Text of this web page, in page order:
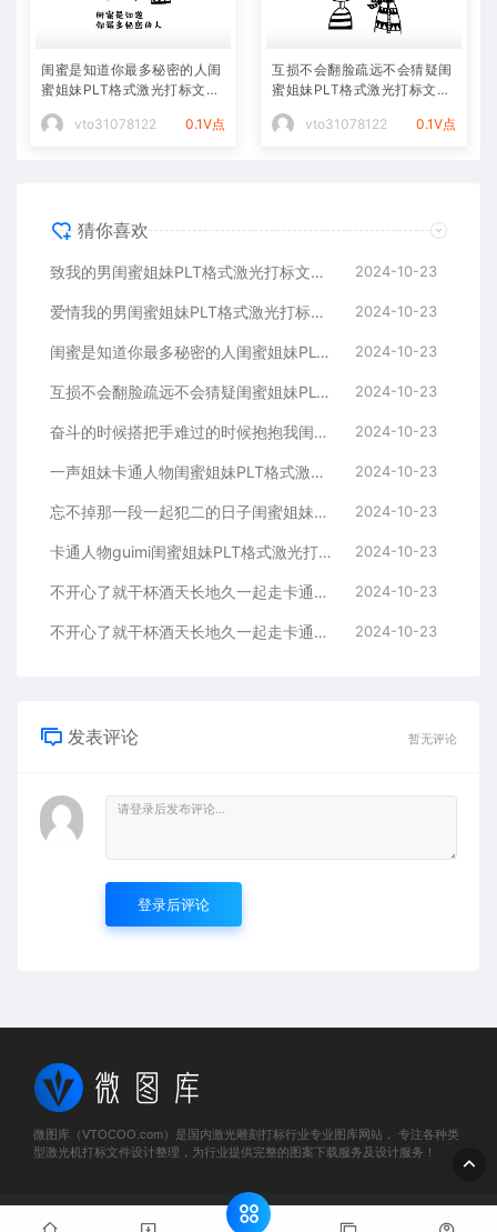
闺蜜是知道你最多秘密的人闺
蜜姐妹PLT格式激光打标文件
通用矢量图
vto31078122
0.1V点
互损不会翻脸疏远不会猜疑闺
蜜姐妹PLT格式激光打标文件
通用矢量图
vto31078122
0.1V点
猜你喜欢
致我的男闺蜜姐妹PLT格式激光打标文件通用矢量图 2024-10-23
爱情我的男闺蜜姐妹PLT格式激光打标文件通用矢量图 2024-10-23
闺蜜是知道你最多秘密的人闺蜜姐妹PLT格式激光打标文件通用矢量图 2024-10-23
互损不会翻脸疏远不会猜疑闺蜜姐妹PLT格式激光打标文件通用矢量图 2024-10-23
奋斗的时候搭把手难过的时候抱抱我闺蜜姐妹 2024-10-23
一声姐妹卡通人物闺蜜姐妹PLT格式激光打标文件通用矢量图 2024-10-23
忘不掉那一段一起犯二的日子闺蜜姐妹PLT格式激光打标文件通用矢量图 2024-10-23
卡通人物guimi闺蜜姐妹PLT格式激光打标文件通用矢量图 2024-10-23
不开心了就干杯酒天长地久一起走卡通人物闺蜜姐妹 2024-10-23
不开心了就干杯酒天长地久一起走卡通人物闺蜜姐妹 2024-10-23
发表评论 暂无评论
登录后评论
微图库（VTOCOO.com）是国内激光雕刻打标行业专业图库网站， 专注各种类
型激光机打标文件设计整理，为行业提供完整的图案下载服务及设计服务！
© 2023 微图库 - vtocoo.com & Lancer . All rights reserved